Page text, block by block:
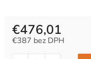
€476,01
€387 bez DPH